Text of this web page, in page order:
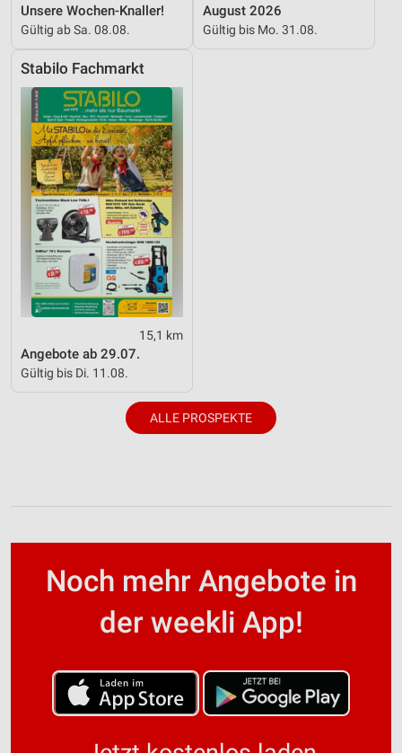
Unsere Wochen-Knaller!
Gültig ab Sa. 08.08.
August 2026
Gültig bis Mo. 31.08.
Stabilo Fachmarkt
15,1 km
Angebote ab 29.07.
Gültig bis Di. 11.08.
ALLE PROSPEKTE
Noch mehr Angebote in
der weekli App!